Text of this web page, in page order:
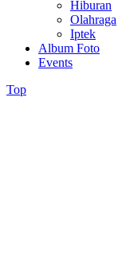
Hiburan
Olahraga
Iptek
Album Foto
Events
Top